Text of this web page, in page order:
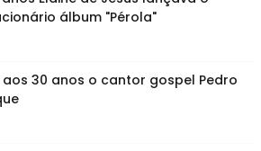
álbum "Pérola"
aos 30 anos o cantor gospel Pedro